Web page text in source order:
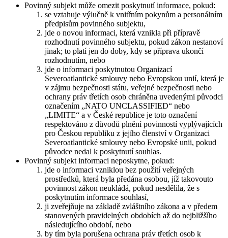
Povinný subjekt může omezit poskytnutí informace, pokud:
se vztahuje výlučně k vnitřním pokynům a personálním
předpisům povinného subjektu,
jde o novou informaci, která vznikla při přípravě
rozhodnutí povinného subjektu, pokud zákon nestanoví
jinak; to platí jen do doby, kdy se příprava ukončí
rozhodnutím, nebo
jde o informaci poskytnutou Organizací
Severoatlantické smlouvy nebo Evropskou unií, která je
v zájmu bezpečnosti státu, veřejné bezpečnosti nebo
ochrany práv třetích osob chráněna uvedenými původci
označením „NATO UNCLASSIFIED“ nebo
„LIMITE“ a v České republice je toto označení
respektováno z důvodů plnění povinností vyplývajících
pro Českou republiku z jejího členství v Organizaci
Severoatlantické smlouvy nebo Evropské unii, pokud
původce nedal k poskytnutí souhlas.
Povinný subjekt informaci neposkytne, pokud:
jde o informaci vzniklou bez použití veřejných
prostředků, která byla předána osobou, jíž takovouto
povinnost zákon neukládá, pokud nesdělila, že s
poskytnutím informace souhlasí,
ji zveřejňuje na základě zvláštního zákona a v předem
stanovených pravidelných obdobích až do nejbližšího
následujícího období, nebo
by tím byla porušena ochrana práv třetích osob k